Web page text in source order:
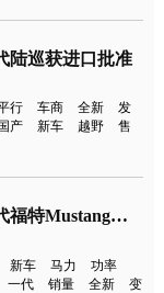
陆巡获进口批准
行 车商 全新
发
国产 新车 越野
售
经典车型停产！新一代福特Mustang或今年引入国内
新车 马力
功率
一代 销量 全新
变